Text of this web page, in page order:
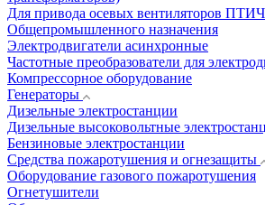
Для привода осевых вентиляторов
Общепромышленного назначения
Электродвигатели асинхронные
Частотные преобразователи для
Компрессорное оборудование
Генераторы
Дизельные электростанции
Дизельные высоковольтные
Бензиновые электростанции
Средства пожаротушения и огнезащиты
Оборудование газового пожаротушения
Огнетушители